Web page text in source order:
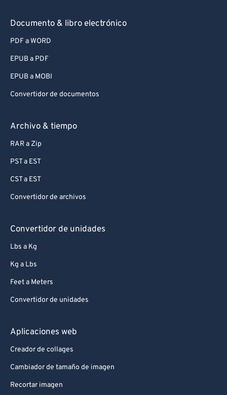
Documento & libro electrónico
PDF a WORD
EPUB a PDF
EPUB a MOBI
Convertidor de documentos
Archivo & tiempo
RAR a Zip
PST a EST
CST a EST
Convertidor de archivos
Convertidor de unidades
Lbs a Kg
Kg a Lbs
Feet a Meters
Convertidor de unidades
Aplicaciones web
Creador de collages
Cambiador de tamaño de imagen
Recortar imagen